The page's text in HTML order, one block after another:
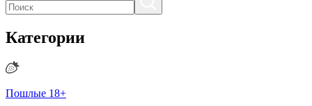
Категории
Пошлые 18+